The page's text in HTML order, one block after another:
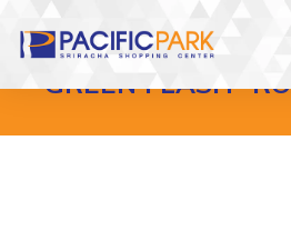
You are here:
Home Entries tagged with
“GREEN FLASH”